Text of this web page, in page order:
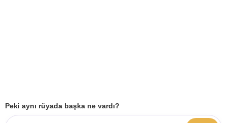
Peki aynı rüyada başka ne vardı?